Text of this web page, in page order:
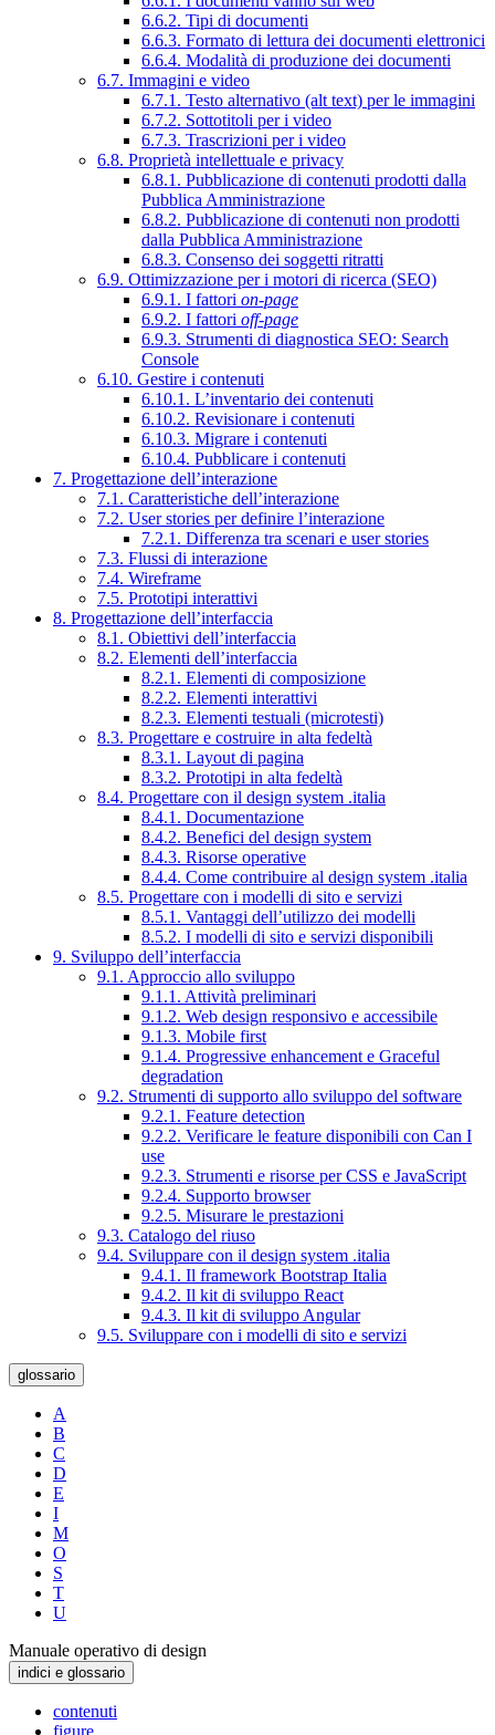
6.6.2. Tipi di documenti
6.6.3. Formato di lettura dei documenti elettronici
6.6.4. Modalità di produzione dei documenti
6.7. Immagini e video
6.7.1. Testo alternativo (alt text) per le immagini
6.7.2. Sottotitoli per i video
6.7.3. Trascrizioni per i video
6.8. Proprietà intellettuale e privacy
6.8.1. Pubblicazione di contenuti prodotti dalla
Pubblica Amministrazione
6.8.2. Pubblicazione di contenuti non prodotti
dalla Pubblica Amministrazione
6.8.3. Consenso dei soggetti ritratti
6.9. Ottimizzazione per i motori di ricerca (SEO)
6.9.1. I fattori on-page
6.9.2. I fattori off-page
6.9.3. Strumenti di diagnostica SEO: Search
Console
6.10. Gestire i contenuti
6.10.1. L’inventario dei contenuti
6.10.2. Revisionare i contenuti
6.10.3. Migrare i contenuti
6.10.4. Pubblicare i contenuti
7. Progettazione dell’interazione
7.1. Caratteristiche dell’interazione
7.2. User stories per definire l’interazione
7.2.1. Differenza tra scenari e user stories
7.3. Flussi di interazione
7.4. Wireframe
7.5. Prototipi interattivi
8. Progettazione dell’interfaccia
8.1. Obiettivi dell’interfaccia
8.2. Elementi dell’interfaccia
8.2.1. Elementi di composizione
8.2.2. Elementi interattivi
8.2.3. Elementi testuali (microtesti)
8.3. Progettare e costruire in alta fedeltà
8.3.1. Layout di pagina
8.3.2. Prototipi in alta fedeltà
8.4. Progettare con il design system .italia
8.4.1. Documentazione
8.4.2. Benefici del design system
8.4.3. Risorse operative
8.4.4. Come contribuire al design system .italia
8.5. Progettare con i modelli di sito e servizi
8.5.1. Vantaggi dell’utilizzo dei modelli
8.5.2. I modelli di sito e servizi disponibili
9. Sviluppo dell’interfaccia
9.1. Approccio allo sviluppo
9.1.1. Attività preliminari
9.1.2. Web design responsivo e accessibile
9.1.3. Mobile first
9.1.4. Progressive enhancement e Graceful
degradation
9.2. Strumenti di supporto allo sviluppo del software
9.2.1. Feature detection
9.2.2. Verificare le feature disponibili con Can I
use
9.2.3. Strumenti e risorse per CSS e JavaScript
9.2.4. Supporto browser
9.2.5. Misurare le prestazioni
9.3. Catalogo del riuso
9.4. Sviluppare con il design system .italia
9.4.1. Il framework Bootstrap Italia
9.4.2. Il kit di sviluppo React
9.4.3. Il kit di sviluppo Angular
9.5. Sviluppare con i modelli di sito e servizi
glossario
A
B
C
D
E
I
M
O
S
T
U
Manuale operativo di design
indici e glossario
contenuti
figure